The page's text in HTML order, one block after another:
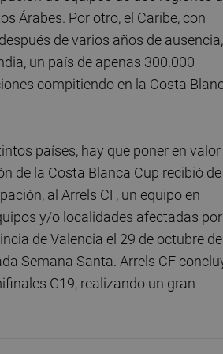
Árabes. Por otro, el Caribe, con
de varios años de ausencia,
un país de apenas 300.000
compitiendo en la Costa
países, hay que poner en valor
de la Costa Blanca Cup recibió de
al Arrels CF, un equipo en
y/o localidades afectadas
de Valencia el 29 de octubre de
Semana Santa. Arrels CF
G19, realizando un gran